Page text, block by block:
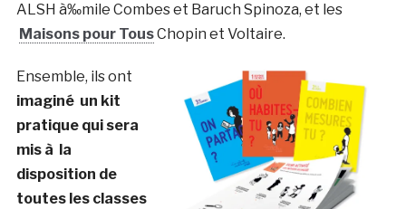
ALSH à‰mile Combes et Baruch Spinoza, et les
Maisons pour TousChopin et Voltaire.
Ensemble, ils ont
imaginé un kit
pratique qui sera
mis à la
disposition de
toutes les classes